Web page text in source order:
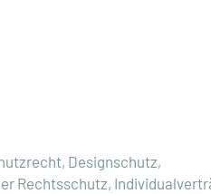
, Designschutz,
Rechtsschutz,